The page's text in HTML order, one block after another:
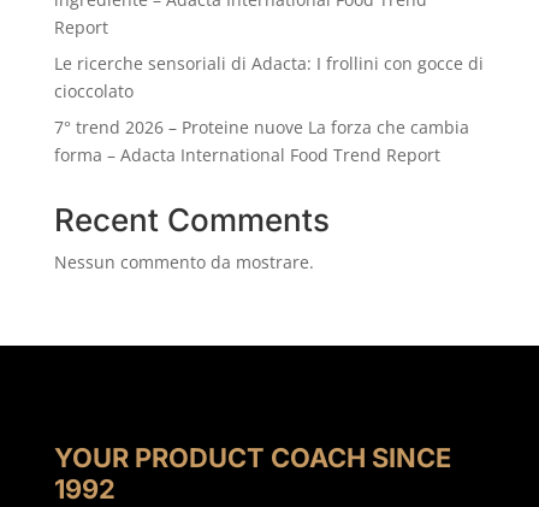
Report
Le ricerche sensoriali di Adacta: I frollini con gocce di
cioccolato
7° trend 2026 – Proteine nuove La forza che cambia
forma – Adacta International Food Trend Report
Recent Comments
Nessun commento da mostrare.
YOUR PRODUCT COACH SINCE
1992